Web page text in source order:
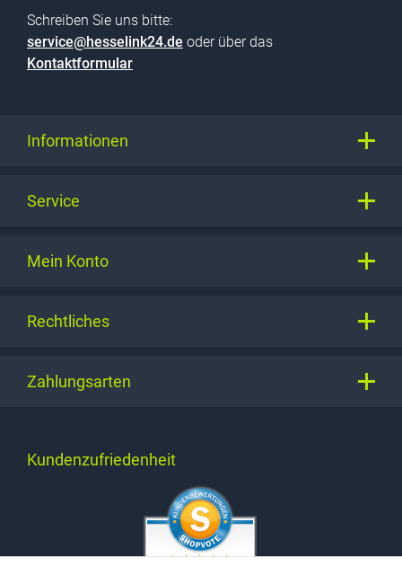
Schreiben Sie uns bitte:
service@hesselink24.de oder über das
Kontaktformular
Informationen
Service
Mein Konto
Rechtliches
Zahlungsarten
Kundenzufriedenheit